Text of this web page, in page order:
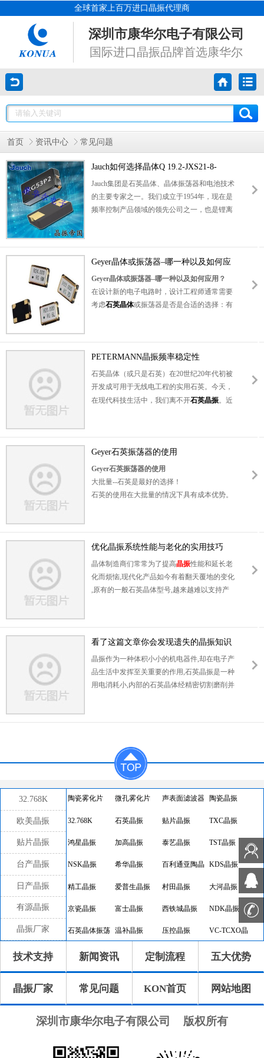
全球首家上百万进口晶振代理商
深圳市康华尔电子有限公司
国际进口晶振品牌首选康华尔
首页 资讯中心 常见问题
Jauch如何选择晶体Q 19.2-JXS21-8-
10/10-WA-LF和振荡器？
Jauch集团是石英晶体、晶体振荡器和电池技术
的主要专家之一。我们成立于1954年，现在是
频率控制产品领域的领先公司之一，也是锂离
Geyer晶体或振荡器–哪一种以及如何应
用？
Geyer晶体或振荡器–哪一种以及如何应用？
在设计新的电子电路时，设计工程师通常需要
考虑石英晶体或振荡器是否是合适的选择：有
少量-振荡器是合适的选择
通过使用晶体，设计工程师可以构建任何振荡
电路。那么，为什么现成的振荡器即使在时钟
生成等简单应用中也经常使用呢？显然，原因
不仅在于所需的频率稳定性。安全的启动条件
因此，建议少量使用以节省设计成本并使用比
要像晶体那样的其他外部组件。这也可以节省
PCB上的空间。石英晶体振荡器
例如尺寸为7 x 5mm SMD或更小（图1）。微
PETERMANN晶振频率稳定性
石英晶体（或只是石英）在20世纪20年代初被
开发成可用于无线电工程的实用石英。今天，
在现代科技生活中，我们离不开石英晶振。近
型SMD石英已经发生了重大转变。在较小的外
壳中需要更高频率的振荡石英是这一趋势的主
要驱动因素。由于技术进步和生产中的几项创
新，在不降低性能或增加成本的情况下，可以
显著减小振荡石英的结构尺寸。
Geyer石英振荡器的使用
Geyer石英振荡器的使用
大批量--石英是最好的选择！
石英的使用在大批量的情况下具有成本优势。
荡器。IC制造商的用户信息提供了一些电路的
基本信息，但往往忽略了重要的细节，例如。
允许的石英应力或石英外围设备的适当尺寸。
从大约40MHz开始，通常使用泛音石英。这些
都需要电路预防措施来防止基音上的振荡。应
示了左图中的基本配置，它可以用一个简单的
相移和增益。另外180°必须由一个反馈网络提
供，该网络由石英，两个电容C1和C2以及一个
电阻RV组成。因此，总的结果是360°，与适当
优化晶振系统性能与老化的实用技巧
晶体制造商们常常为了提高晶振性能和延长老
化而烦恼,现代化产品如今有着翻天覆地的变化
,原有的一般石英晶体型号,越来越难以支持产
振市场竞争激烈,所有生产厂家都在想尽办法的
降低成本,以求在业界里脱颖而出,多年来,已有
部分晶振厂家摸索出了两全的方法
看了这篇文章你会发现遗失的晶振知识
还有这些
晶振作为一种体积小小的机电器件,却在电子产
品生活中发挥至关重要的作用,石英晶振是一种
用电消耗小,内部的石英晶体经精密切割磨削并
广泛应用各式各种智能电子产品中,它的出现牵
具备一点的知识论点讨论的
一些关于 晶振的知识常见问题观点.
32.768K
欧美晶振
贴片晶振
台产晶振
日产晶振
有源晶振
晶振厂家
陶瓷雾化片 微孔雾化片 声表面滤波器 陶瓷晶振
32.768K 石英晶振 贴片晶振 TXC晶振
鸿星晶振 加高晶振 泰艺晶振 TST晶振
NSK晶振 希华晶振 百利通亚陶晶
振
KDS晶振
精工晶振 爱普生晶振 村田晶振 大河晶振
京瓷晶振 富士晶振 西铁城晶振 NDK晶振
石英晶体振荡 温补晶振 压控晶振 VC-TCXO晶
振
差分晶振 32.768K有源
晶振
恒温晶振 8045晶振
7050晶振 6035晶振 5032晶振 3225晶振
7.0x1.5晶振 5.0x1.8晶振 4.1x1.5晶振 3.2x1.5晶振
技术支持 新闻资讯 定制流程 五大优势
晶振厂家 常见问题 KON首页 网站地图
深圳市康华尔电子有限公司 版权所有